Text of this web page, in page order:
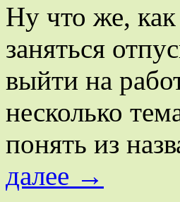
Ну что же,
заняться
выйти на
несколько
понять из
далее →